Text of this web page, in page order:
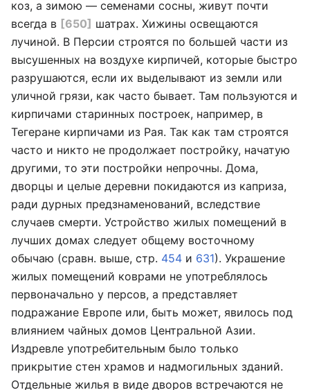
коз, а зимою — семенами сосны, живут почти
всегда в [650] шатрах. Хижины освещаются
лучиной. В Персии строятся по большей части из
высушенных на воздухе кирпичей, которые быстро
разрушаются, если их выделывают из земли или
уличной грязи, как часто бывает. Там пользуются и
кирпичами старинных построек, например, в
Тегеране кирпичами из Рая. Так как там строятся
часто и никто не продолжает постройку, начатую
другими, то эти постройки непрочны. Дома,
дворцы и целые деревни покидаются из каприза,
ради дурных предзнаменований, вследствие
случаев смерти. Устройство жилых помещений в
лучших домах следует общему восточному
обычаю (сравн. выше, стр. 454 и 631). Украшение
жилых помещений коврами не употреблялось
первоначально у персов, а представляет
подражание Европе или, быть может, явилось под
влиянием чайных домов Центральной Азии.
Издревле употребительным было только
прикрытие стен храмов и надмогильных зданий.
Отдельные жилья в виде дворов встречаются не